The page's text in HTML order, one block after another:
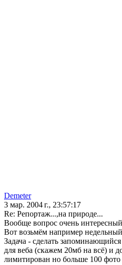
Demeter
3 мар. 2004 г., 23:57:17
Re: Репортаж...,на природе...
Вообще вопрос очень
Вот возьмём например
Задача - сделать
для веба (скажем 20мб на всё) и
лимитирован но больше 100 фото